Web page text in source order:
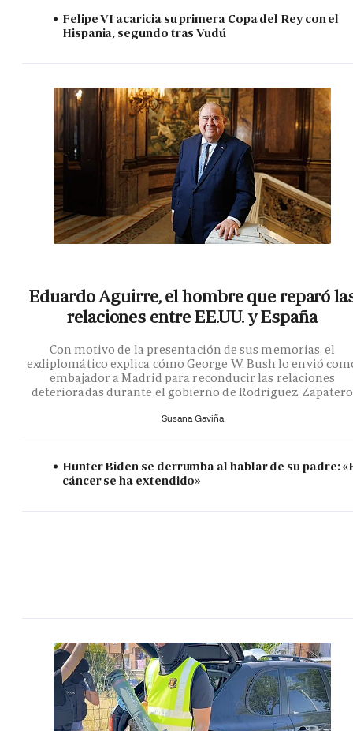
Felipe VI acaricia su primera Copa del Rey con el
Hispania, segundo tras Vudú
Eduardo Aguirre, el hombre que reparó
relaciones entre EE.UU. y España
Con motivo de la presentación de sus memorias, el
exdiplomático explica cómo George W. Bush lo envió
embajador a Madrid para reconducir las relaciones
deterioradas durante el gobierno de Rodríguez Zapatero
Susana Gaviña
Hunter Biden se derrumba al hablar de su padre:
cáncer se ha extendido»